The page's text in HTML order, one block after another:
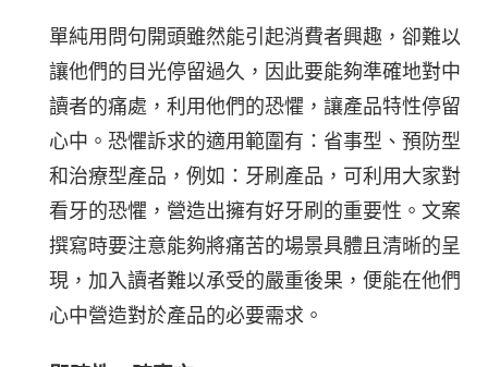
單純用問句開頭雖然能引起消費者興趣，卻難以
讓他們的目光停留過久，因此要能夠準確地對中
讀者的痛處，利用他們的恐懼，讓產品特性停留
心中。恐懼訴求的適用範圍有：省事型、預防型
和治療型產品，例如：牙刷產品，可利用大家對
看牙的恐懼，營造出擁有好牙刷的重要性。文案
撰寫時要注意能夠將痛苦的場景具體且清晰的呈
現，加入讀者難以承受的嚴重後果，便能在他們
心中營造對於產品的必要需求。